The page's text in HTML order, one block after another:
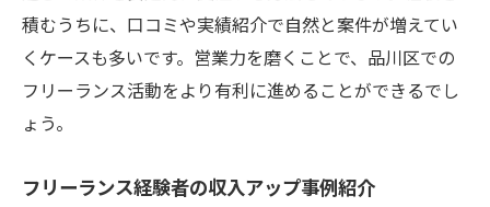
積むうちに、口コミや実績紹介で自然と案件が増えてい
くケースも多いです。営業力を磨くことで、品川区での
フリーランス活動をより有利に進めることができるでし
ょう。
フリーランス経験者の収入アップ事例紹介